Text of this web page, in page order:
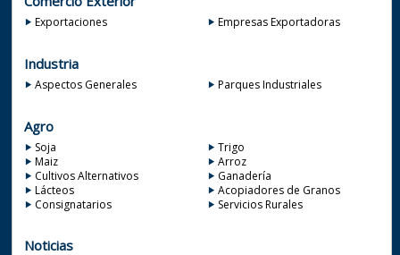
Exportaciones Empresas Exportadoras
Industria
Aspectos Generales Parques Industriales
Agro
Soja
Trigo
Maiz
Arroz
Cultivos Alternativos
Ganadería
Lácteos
Acopiadores de Granos
Consignatarios
Servicios Rurales
Noticias